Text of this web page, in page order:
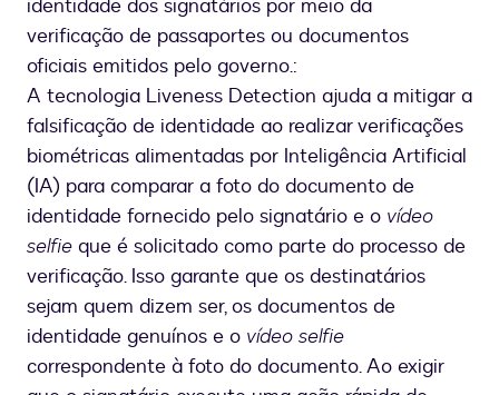
identidade dos signatários por meio da
verificação de passaportes ou documentos
oficiais emitidos pelo governo.:
A tecnologia Liveness Detection ajuda a mitigar a
falsificação de identidade ao realizar verificações
biométricas alimentadas por Inteligência Artificial
(IA) para comparar a foto do documento de
identidade fornecido pelo signatário e o vídeo
selfie que é solicitado como parte do processo de
verificação. Isso garante que os destinatários
sejam quem dizem ser, os documentos de
identidade genuínos e o vídeo selfie
correspondente à foto do documento. Ao exigir